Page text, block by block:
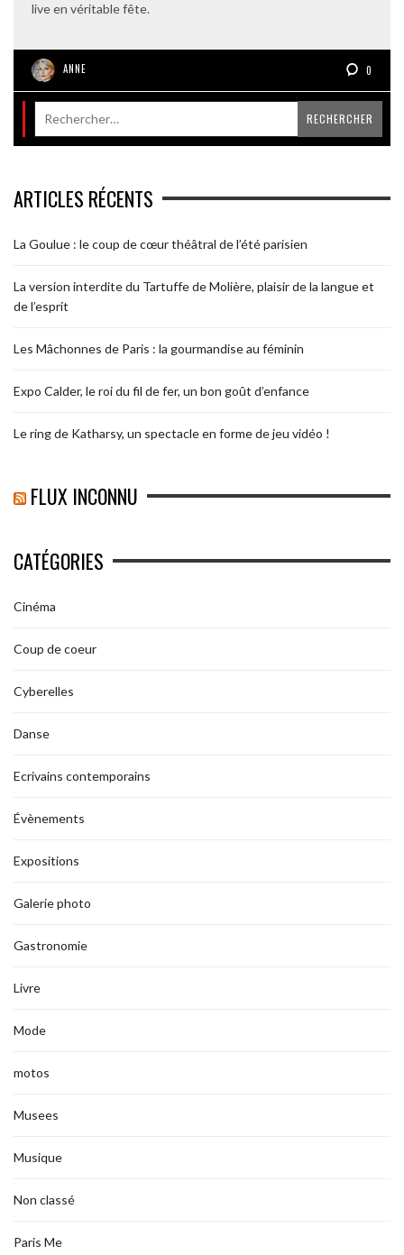
live en véritable fête.
ANNE 0
ARTICLES RÉCENTS
La Goulue : le coup de cœur théâtral de l’été parisien
La version interdite du Tartuffe de Molière, plaisir de la langue et
de l’esprit
Les Mâchonnes de Paris : la gourmandise au féminin
Expo Calder, le roi du fil de fer, un bon goût d’enfance
Le ring de Katharsy, un spectacle en forme de jeu vidéo !
FLUX INCONNU
CATÉGORIES
Cinéma
Coup de coeur
Cyberelles
Danse
Ecrivains contemporains
Évènements
Expositions
Galerie photo
Gastronomie
Livre
Mode
motos
Musees
Musique
Non classé
Paris Me